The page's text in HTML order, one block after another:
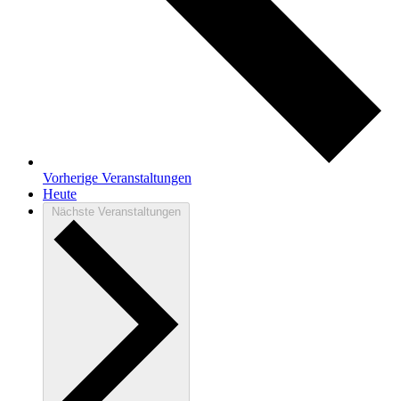
Vorherige Veranstaltungen
Heute
Nächste Veranstaltungen